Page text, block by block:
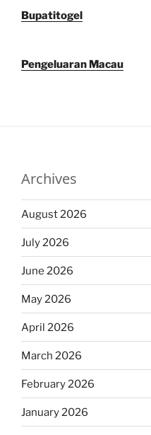
Bupatitogel
Pengeluaran Macau
Archives
August 2026
July 2026
June 2026
May 2026
April 2026
March 2026
February 2026
January 2026